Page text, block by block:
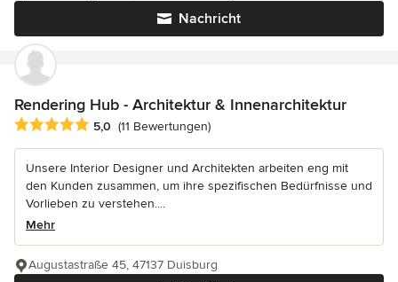
Nachricht
Rendering Hub - Architektur & Innenarchitektur
Durchschnittliche Bewertung: 5 von 5 Sternen
5,0 (11 Bewertungen)
Unsere Interior Designer und Architekten arbeiten eng mit
den Kunden zusammen, um ihre spezifischen Bedürfnisse und
Vorlieben zu verstehen....
Mehr
Augustastraße 45, 47137 Duisburg